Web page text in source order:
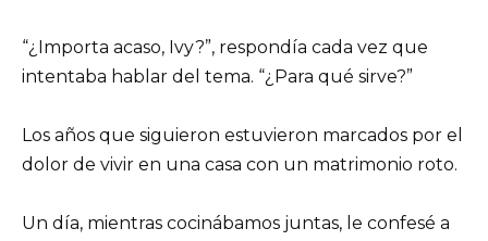
“¿Importa acaso, Ivy?”, respondía cada vez que
intentaba hablar del tema. “¿Para qué sirve?”
Los años que siguieron estuvieron marcados por el
dolor de vivir en una casa con un matrimonio roto.
Un día, mientras cocinábamos juntas, le confesé a